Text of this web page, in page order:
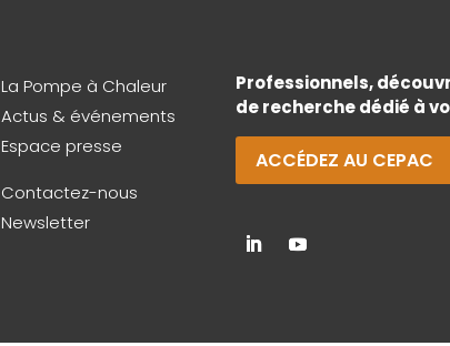
La Pompe à Chaleur
Actus & événements
Espace presse
Contactez-nous
Newsletter
Professionnels,
de recherche dédié à
ACCÉDEZ AU CEPAC